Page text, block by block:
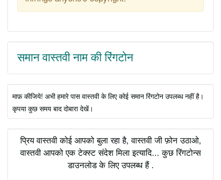
समान वास्तवी नाम की रिंगटोन
माफ़ कीजिये! अभी हमारे पास वास्तवी के लिए कोई समान रिंगटोन उपलब्ध नहीं है।
कृपया कुछ समय बाद दोबारा देखें।
प्रिय वास्तवी कोई आपको बुला रहा है, वास्तवी जी फ़ोन उठाओ,
वास्तवी आपको एक टेक्स्ट संदेश मिला इत्यादि... कुछ रिंगटोन्स
डाउनलोड के लिए उपलब्ध हैं .